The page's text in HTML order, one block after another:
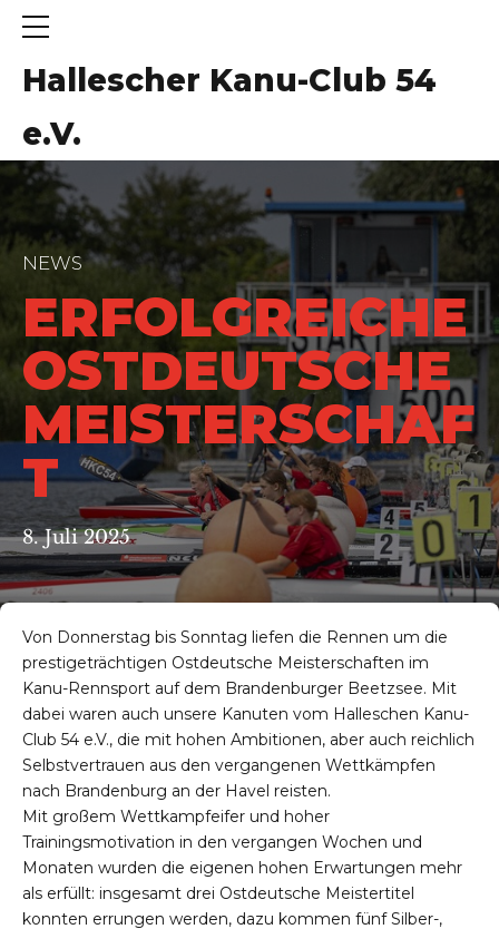
Hallescher Kanu-Club 54
e.V.
NEWS
ERFOLGREICHE
OSTDEUTSCHE
MEISTERSCHAF
T
8. Juli 2025
Von Donnerstag bis Sonntag liefen die Rennen um die
prestigeträchtigen Ostdeutsche Meisterschaften im
Kanu-Rennsport auf dem Brandenburger Beetzsee. Mit
dabei waren auch unsere Kanuten vom Halleschen Kanu-
Club 54 e.V., die mit hohen Ambitionen, aber auch reichlich
Selbstvertrauen aus den vergangenen Wettkämpfen
nach Brandenburg an der Havel reisten.
Mit großem Wettkampfeifer und hoher
Trainingsmotivation in den vergangen Wochen und
Monaten wurden die eigenen hohen Erwartungen mehr
als erfüllt: insgesamt drei Ostdeutsche Meistertitel
konnten errungen werden, dazu kommen fünf Silber-,